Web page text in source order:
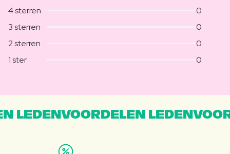
4 sterren
0
3 sterren
0
2 sterren
0
1 ster
0
LEDENVOORDELEN